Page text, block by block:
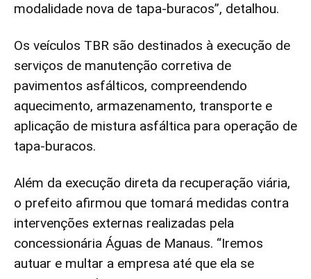
modalidade nova de tapa-buracos”, detalhou.
Os veículos TBR são destinados à execução de
serviços de manutenção corretiva de
pavimentos asfálticos, compreendendo
aquecimento, armazenamento, transporte e
aplicação de mistura asfáltica para operação de
tapa-buracos.
Além da execução direta da recuperação viária,
o prefeito afirmou que tomará medidas contra
intervenções externas realizadas pela
concessionária Águas de Manaus. “Iremos
autuar e multar a empresa até que ela se